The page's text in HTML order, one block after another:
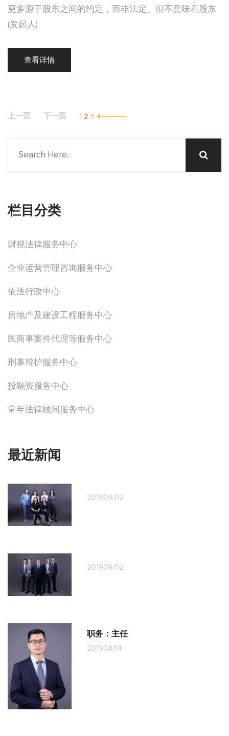
更多源于股东之间的约定，而非法定。但不意味着股东
(发起人)
查看详情
上一页 1 2 3 4
下一页
栏目分类
财税法律服务中心
企业运营管理咨询服务中心
依法行政中心
房地产及建设工程服务中心
民商事案件代理等服务中心
刑事辩护服务中心
投融资服务中心
常年法律顾问服务中心
最近新闻
201909/02
201909/02
职务：主任
201908/14